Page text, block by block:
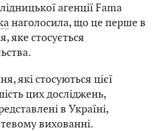
агенції Fama
наголосила, що це перше в
яке стосується
які стосуються цієї
цих досліджень,
в Україні,
вихованні.